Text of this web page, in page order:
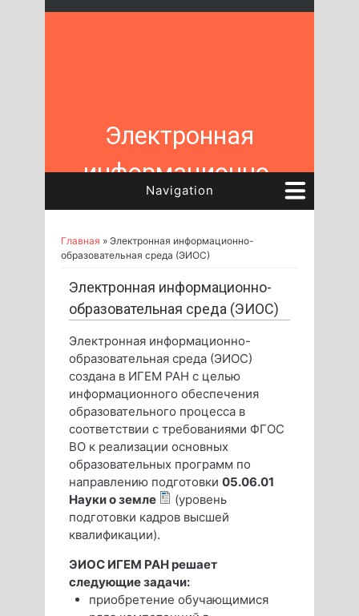
Перейти к основному содержанию
Электронная
информационно-
образовательная
среда ИГЕМ РАН
Navigation
Вы здесь
Главная » Электронная информационно-
образовательная среда (ЭИОС)
Электронная информационно-
образовательная среда (ЭИОС)
Электронная информационно-
образовательная среда (ЭИОС)
создана в ИГЕМ РАН с целью
информационного обеспечения
образовательного процесса в
соответствии с требованиями ФГОС
ВО к реализации основных
образовательных программ по
направлению подготовки 05.06.01
Науки о земле
(уровень
подготовки кадров высшей
квалификации).
ЭИОС ИГЕМ РАН решает
следующие задачи:
приобретение обучающимися